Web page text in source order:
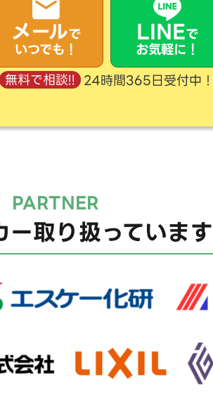
メールで
いつでも！
LINEで
お気軽に！
無料で相談!! 24時間365日受付中
PARTNER
ー取り扱っています